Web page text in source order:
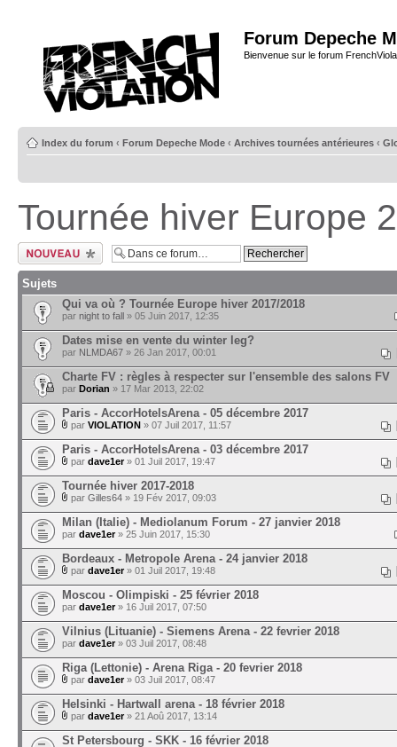
Forum Depeche
Bienvenue sur le forum
Index du forum ‹ Forum Depeche Mode ‹ Archives tournées antérieures ‹
Tournée hiver Europe
Ecrire un nouveau
sujet
Sujets
Qui va où ? Tournée Europe hiver 2017/2018
par night to fall » 05 Juin 2017, 12:35
Dates mise en vente du winter leg?
par NLMDA67 » 26 Jan 2017, 00:01
Charte FV : règles à respecter sur l'ensemble des salons FV
par Dorian » 17 Mar 2013, 22:02
Paris - AccorHotelsArena - 05 décembre 2017
par VIOLATION » 07 Juil 2017, 11:57
Paris - AccorHotelsArena - 03 décembre 2017
par dave1er» 01 Juil 2017, 19:47
Tournée hiver 2017-2018
par Gilles64 » 19 Fév 2017, 09:03
Milan (Italie) - Mediolanum Forum - 27 janvier 2018
par dave1er» 25 Juin 2017, 15:30
Bordeaux - Metropole Arena - 24 janvier 2018
par dave1er» 01 Juil 2017, 19:48
Moscou - Olimpiski - 25 février 2018
par dave1er» 16 Juil 2017, 07:50
Vilnius (Lituanie) - Siemens Arena - 22 fevrier 2018
par dave1er» 03 Juil 2017, 08:48
Riga (Lettonie) - Arena Riga - 20 fevrier 2018
par dave1er» 03 Juil 2017, 08:47
Helsinki - Hartwall arena - 18 février 2018
par dave1er» 21 Aoû 2017, 13:14
St Petersbourg - SKK - 16 février 2018